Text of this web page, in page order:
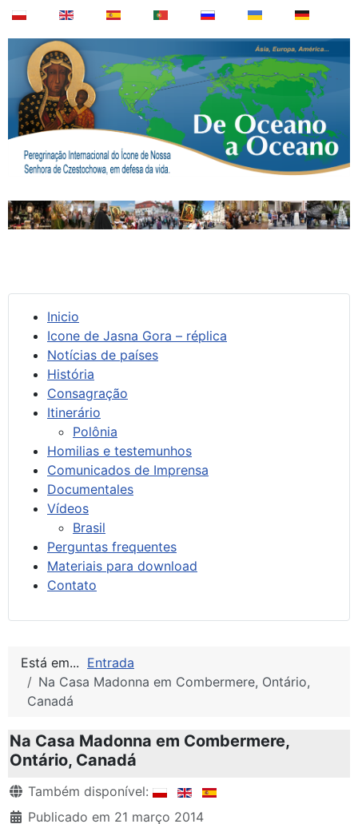
Inicio
Icone de Jasna Gora – réplica
Notícias de países
História
Consagração
Itinerário
Polônia
Homilias e testemunhos
Comunicados de Imprensa
Documentales
Vídeos
Brasil
Perguntas frequentes
Materiais para download
Contato
Está em... Entrada
Na Casa Madonna em Combermere, Ontário,
Canadá
Na Casa Madonna em Combermere,
Ontário, Canadá
Detalhes
Também disponível:
Publicado em 21 março 2014